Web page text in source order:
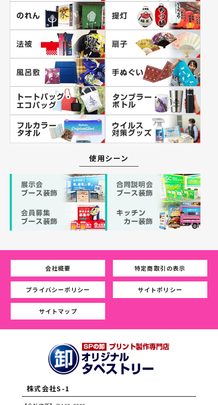
使用シーン
会社概要 特定商取引の表示
プライバシーポリシー サイトポリシー
サイトマップ
株式会社S-1